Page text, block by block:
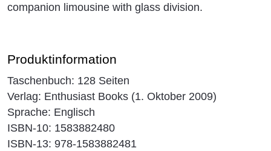
companion limousine with glass division.
Produktinformation
Taschenbuch: 128 Seiten
Verlag: Enthusiast Books (1. Oktober 2009)
Sprache: Englisch
ISBN-10: 1583882480
ISBN-13: 978-1583882481